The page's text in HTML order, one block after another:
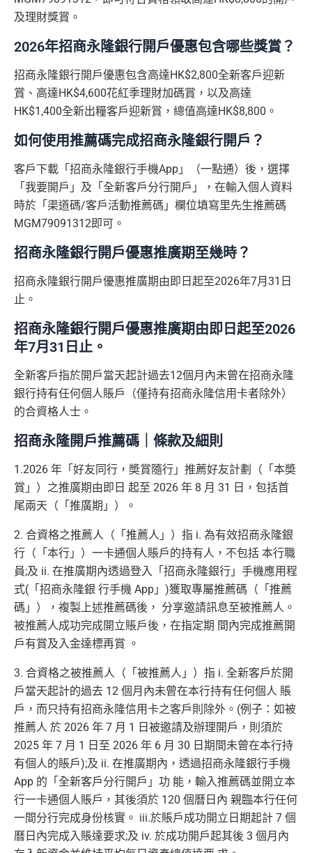
及理財獎賞。
2026年招商永隆銀行開戶優惠包含哪些獎賞？
招商永隆銀行開戶優惠包含高達HK$2,800全新客戶迎新
賞、高達HK$4,600花紅季理財加碼賞，以及高達
HK$1,400全新出糧客戶迎新賞，總值高達HK$8,800。
如何使用推薦碼完成招商永隆銀行開戶？
客戶下載「招商永隆銀行手機App」（一點通）後，選擇
「我要開戶」及「全新客戶分行開戶」，在輸入個人資料
時於「渠道碼/客戶活動推薦碼」欄位填寫里先生推薦碼
MGM79091312即可。
招商永隆銀行開戶優惠推廣期至幾時？
招商永隆銀行開戶優惠推廣期由即日起至2026年7月31日
止。
招商永隆銀行開戶優惠推廣期由即日起至2026
年7月31日止。
全新客戶指於開戶當天起計過去12個月內未曾在招商永隆
銀行持有任何個人賬戶（僅持有招商永隆信用卡者除外）
的合資格人士。
招商永隆開戶推薦碼｜條款及細則
1.2026 年「好友同行，奬賞隨行」推薦好友計劃（「本奬
賞」）之推廣期由即日 起至 2026 年 8 月 31 日，包括首
尾兩天（「推廣期」）。
2. 合資格之推薦人（「推薦人」）指 i. 為有效招商永隆銀
行（「本行」）一卡通個人賬戶的持有人，不包括 本行職
員;及 ii. 在推廣期內透過登入「招商永隆銀行」手機應用程
式(「招商永隆銀 行手機 App」)獲取專屬推薦碼（「推薦
碼」），複製上述推薦碼後， 分享邀請訊息至被推薦人。
被推薦人成功完成開立賬戶後，在指定期 間內完成推薦開
戶有賞及入金達標再賞 。
3. 合資格之被推薦人（「被推薦人」）指 i. 全新客戶於開
戶當天起計的過去 12 個月內未曾在本行持有任何個人 賬
戶，而只持有招商永隆信用卡之客戶則除外。(例子：如被
推薦人 於 2026 年 7 月 1 日被邀請及辦理開戶，則須於
2025 年 7 月 1 日至 2026 年 6 月 30 日期間未曾在本行持
有個人的賬戶);及 ii. 在推廣期內，透過招商永隆銀行手機
App 的「全新客戶分行開戶」功 能，輸入推薦碼並開立本
行一卡通個人賬戶，其後須於 120 個曆日內 親臨本行任何
一間分行完成身份核實。 iii.於賬戶成功開立日期起計 7 個
曆日內完成入賬達要求;及 iv. 於成功開戶起其後 3 個月內